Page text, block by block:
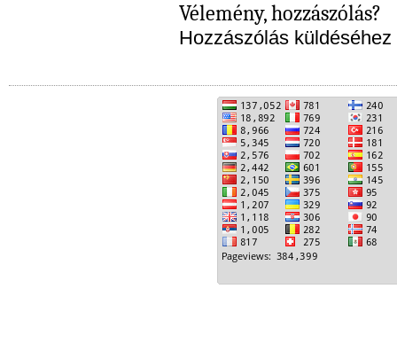
Vélemény, hozzászólás?
Hozzászólás küldéséhez